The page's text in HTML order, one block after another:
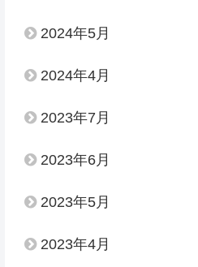
2024年5月
2024年4月
2023年7月
2023年6月
2023年5月
2023年4月